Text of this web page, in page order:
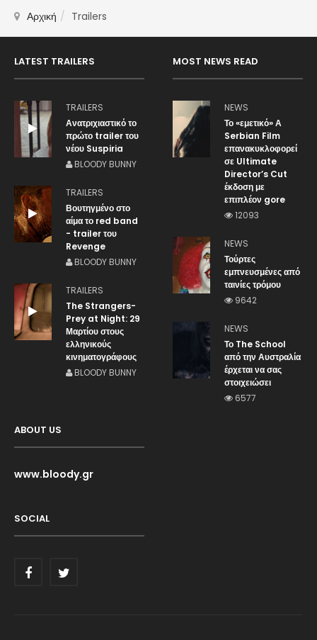
Αρχική Trailers
LATEST TRAILERS
TRAILERS
Ανατριχιαστικό το
πρώτο trailer του
νέου Suspiria
BLOODY BUNNY
TRAILERS
Βουτηγμένο στο
αίμα το red band
- trailer του
Revenge
BLOODY BUNNY
TRAILERS
The Strangers-
Prey at Night: 29
Μαρτίου στους
ελληνικούς
κινηματογράφους
BLOODY BUNNY
MOST NEWS READ
NEWS
Το «εμετικό» Α
Serbian Film
επανακυκλοφορεί
σε Ultimate
Director’s Cut
έκδοση με
επιπλέον gore
12093
NEWS
Τούρτες
εμπνευσμένες από
ταινίες τρόμου
9642
NEWS
Το The School
από την Αυστραλία
έρχεται να σας
στοιχειώσει
6577
ABOUT US
www.bloody.gr
SOCIAL